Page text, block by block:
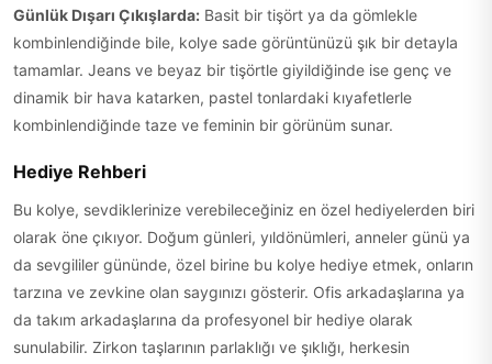
Günlük Dışarı Çıkışlarda: Basit bir tişört ya da gömlekle
kombinlendiğinde bile, kolye sade görüntünüzü şık bir detayla
tamamlar. Jeans ve beyaz bir tişörtle giyildiğinde ise genç ve
dinamik bir hava katarken, pastel tonlardaki kıyafetlerle
kombinlendiğinde taze ve feminin bir görünüm sunar.
Hediye Rehberi
Bu kolye, sevdiklerinize verebileceğiniz en özel hediyelerden biri
olarak öne çıkıyor. Doğum günleri, yıldönümleri, anneler günü ya
da sevgililer gününde, özel birine bu kolye hediye etmek, onların
tarzına ve zevkine olan saygınızı gösterir. Ofis arkadaşlarına ya
da takım arkadaşlarına da profesyonel bir hediye olarak
sunulabilir. Zirkon taşlarının parlaklığı ve şıklığı, herkesin